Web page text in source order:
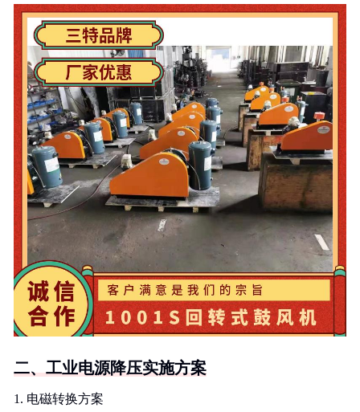
二、工业电源降压实施方案
1. 电磁转换方案